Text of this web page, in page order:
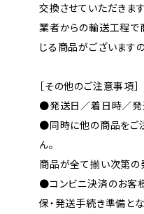
交換させていただきます
業者からの輸送工程で
じる商品がございます
［その他のご注意事項］
●発送日／着日時／発
●同時に他の商品をご
ん。
商品が全て揃い次第の
●コンビニ決済のお客
保・発送手続き準備とな